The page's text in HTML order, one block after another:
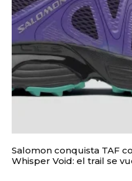
Salomon conquista TAF
Whisper Void: el trail se